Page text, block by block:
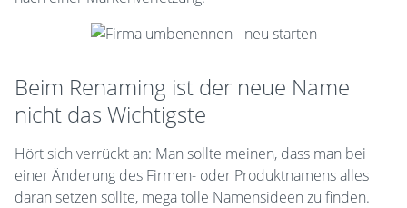
Beim Renaming ist der neue Name
nicht das Wichtigste
Hört sich verrückt an: Man sollte meinen, dass man bei
einer Änderung des Firmen- oder Produktnamens alles
daran setzen sollte, mega tolle Namensideen zu finden.